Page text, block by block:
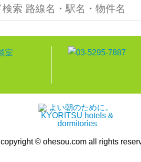
copyright © ohesou.com all rights